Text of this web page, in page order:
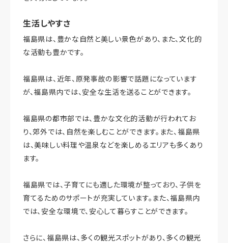
生活しやすさ
福島県は、豊かな自然と美しい景色があり、また、文化的
な活動も豊かです。
福島県は、近年、原発事故の影響で話題になっています
が、福島県内では、安全な生活を送ることができます。
福島県の都市部では、豊かな文化的活動が行われてお
り、郊外では、自然を楽しむことができます。また、福島県
は、美味しい料理や温泉などを楽しめるエリアも多くあり
ます。
福島県では、子育てにも適した環境が整っており、子供を
育てるためのサポートが充実しています。また、福島県内
では、安全な環境で、安心して暮らすことができます。
さらに、福島県は、多くの観光スポットがあり、多くの観光